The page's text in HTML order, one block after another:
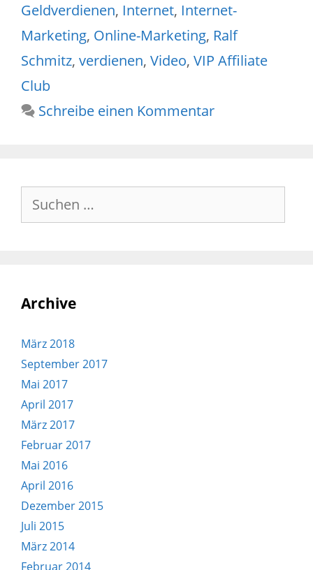
Geldverdienen, Internet, Internet-
Marketing, Online-Marketing, Ralf
Schmitz, verdienen, Video, VIP Affiliate
Club
Schreibe einen Kommentar
nach:
Archive
März 2018
September 2017
Mai 2017
April 2017
März 2017
Februar 2017
Mai 2016
April 2016
Dezember 2015
Juli 2015
März 2014
Februar 2014